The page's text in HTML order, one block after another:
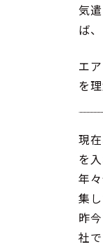
気
ば
エ
を
現
を
年
集
昨
社